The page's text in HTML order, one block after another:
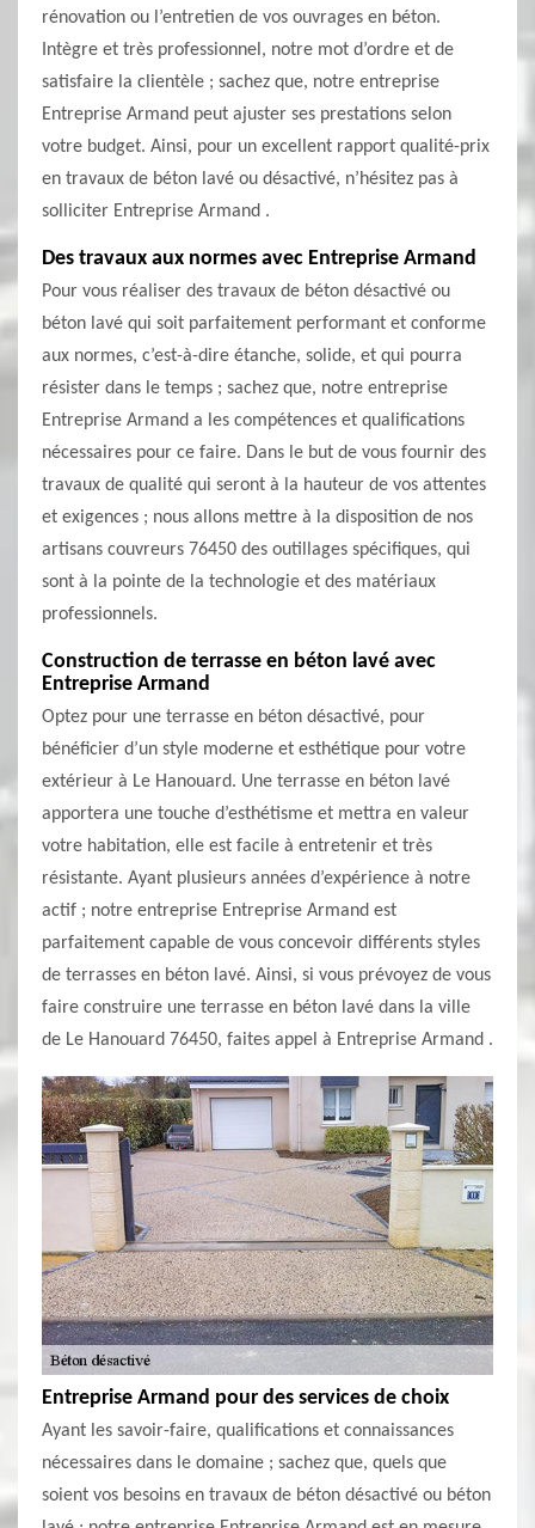
rénovation ou l’entretien de vos ouvrages en béton.
Intègre et très professionnel, notre mot d’ordre et de
satisfaire la clientèle ; sachez que, notre entreprise
Entreprise Armand peut ajuster ses prestations selon
votre budget. Ainsi, pour un excellent rapport qualité-prix
en travaux de béton lavé ou désactivé, n’hésitez pas à
solliciter Entreprise Armand .
Des travaux aux normes avec Entreprise Armand
Pour vous réaliser des travaux de béton désactivé ou
béton lavé qui soit parfaitement performant et conforme
aux normes, c’est-à-dire étanche, solide, et qui pourra
résister dans le temps ; sachez que, notre entreprise
Entreprise Armand a les compétences et qualifications
nécessaires pour ce faire. Dans le but de vous fournir des
travaux de qualité qui seront à la hauteur de vos attentes
et exigences ; nous allons mettre à la disposition de nos
artisans couvreurs 76450 des outillages spécifiques, qui
sont à la pointe de la technologie et des matériaux
professionnels.
Construction de terrasse en béton lavé avec
Entreprise Armand
Optez pour une terrasse en béton désactivé, pour
bénéficier d’un style moderne et esthétique pour votre
extérieur à Le Hanouard. Une terrasse en béton lavé
apportera une touche d’esthétisme et mettra en valeur
votre habitation, elle est facile à entretenir et très
résistante. Ayant plusieurs années d’expérience à notre
actif ; notre entreprise Entreprise Armand est
parfaitement capable de vous concevoir différents styles
de terrasses en béton lavé. Ainsi, si vous prévoyez de vous
faire construire une terrasse en béton lavé dans la ville
de Le Hanouard 76450, faites appel à Entreprise Armand .
Entreprise Armand pour des services de choix
Ayant les savoir-faire, qualifications et connaissances
nécessaires dans le domaine ; sachez que, quels que
soient vos besoins en travaux de béton désactivé ou béton